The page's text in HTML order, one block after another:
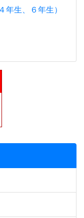
生、６年生）